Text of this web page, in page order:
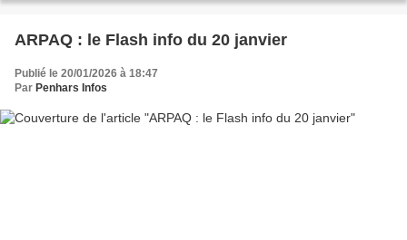
ARPAQ : le Flash info du 20 janvier
Publié le 20/01/2026 à 18:47
Par Penhars Infos